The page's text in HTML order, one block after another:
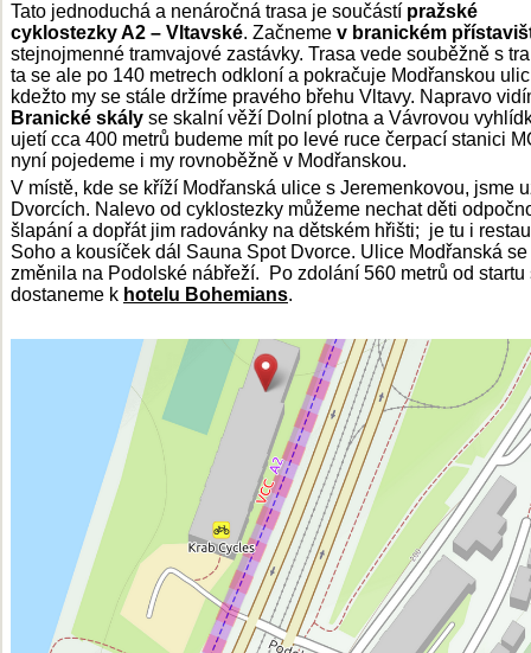
Tato jednoduchá a nenáročná trasa je součástí pražské
cyklostezky A2 – Vltavské. Začneme v branickém
stejnojmenné tramvajové zastávky. Trasa vede souběžně s
ta se ale po 140 metrech odkloní a pokračuje Modřanskou
kdežto my se stále držíme pravého břehu Vltavy. Napravo
Branické skály se skalní věží Dolní plotna a Vávrovou
ujetí cca 400 metrů budeme mít po levé ruce čerpací stanici
nyní pojedeme i my rovnoběžně v Modřanskou.
V místě, kde se kříží Modřanská ulice s Jeremenkovou, jsme
Dvorcích. Nalevo od cyklostezky můžeme nechat děti
šlapání a dopřát jim radovánky na dětském hřišti; je tu i
Soho a kousíček dál Sauna Spot Dvorce. Ulice Modřanská se
změnila na Podolské nábřeží. Po zdolání 560 metrů od startu
dostaneme k hotelu Bohemians.